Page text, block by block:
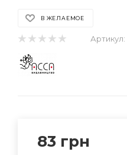
В ЖЕЛАЕМОЕ
Артикул:
83 грн